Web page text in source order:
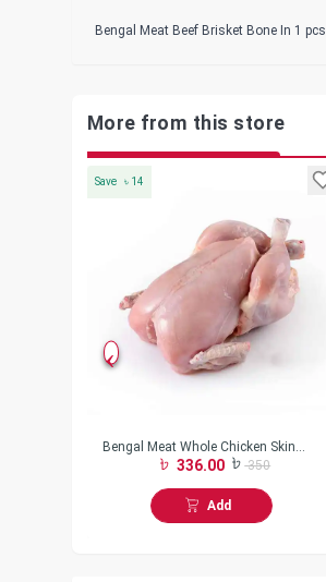
Bengal Meat Beef Brisket Bone In 1 pcs
More from this store
Save ৳ 14
Bengal Meat Whole Chicken Skin
Less w/o Neck Frozen
336.00 350
Add